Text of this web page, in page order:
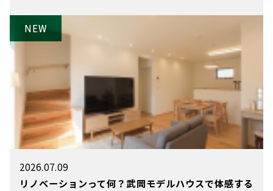
2026.07.09
リノベーションって何？武岡モデルハウスで体感する